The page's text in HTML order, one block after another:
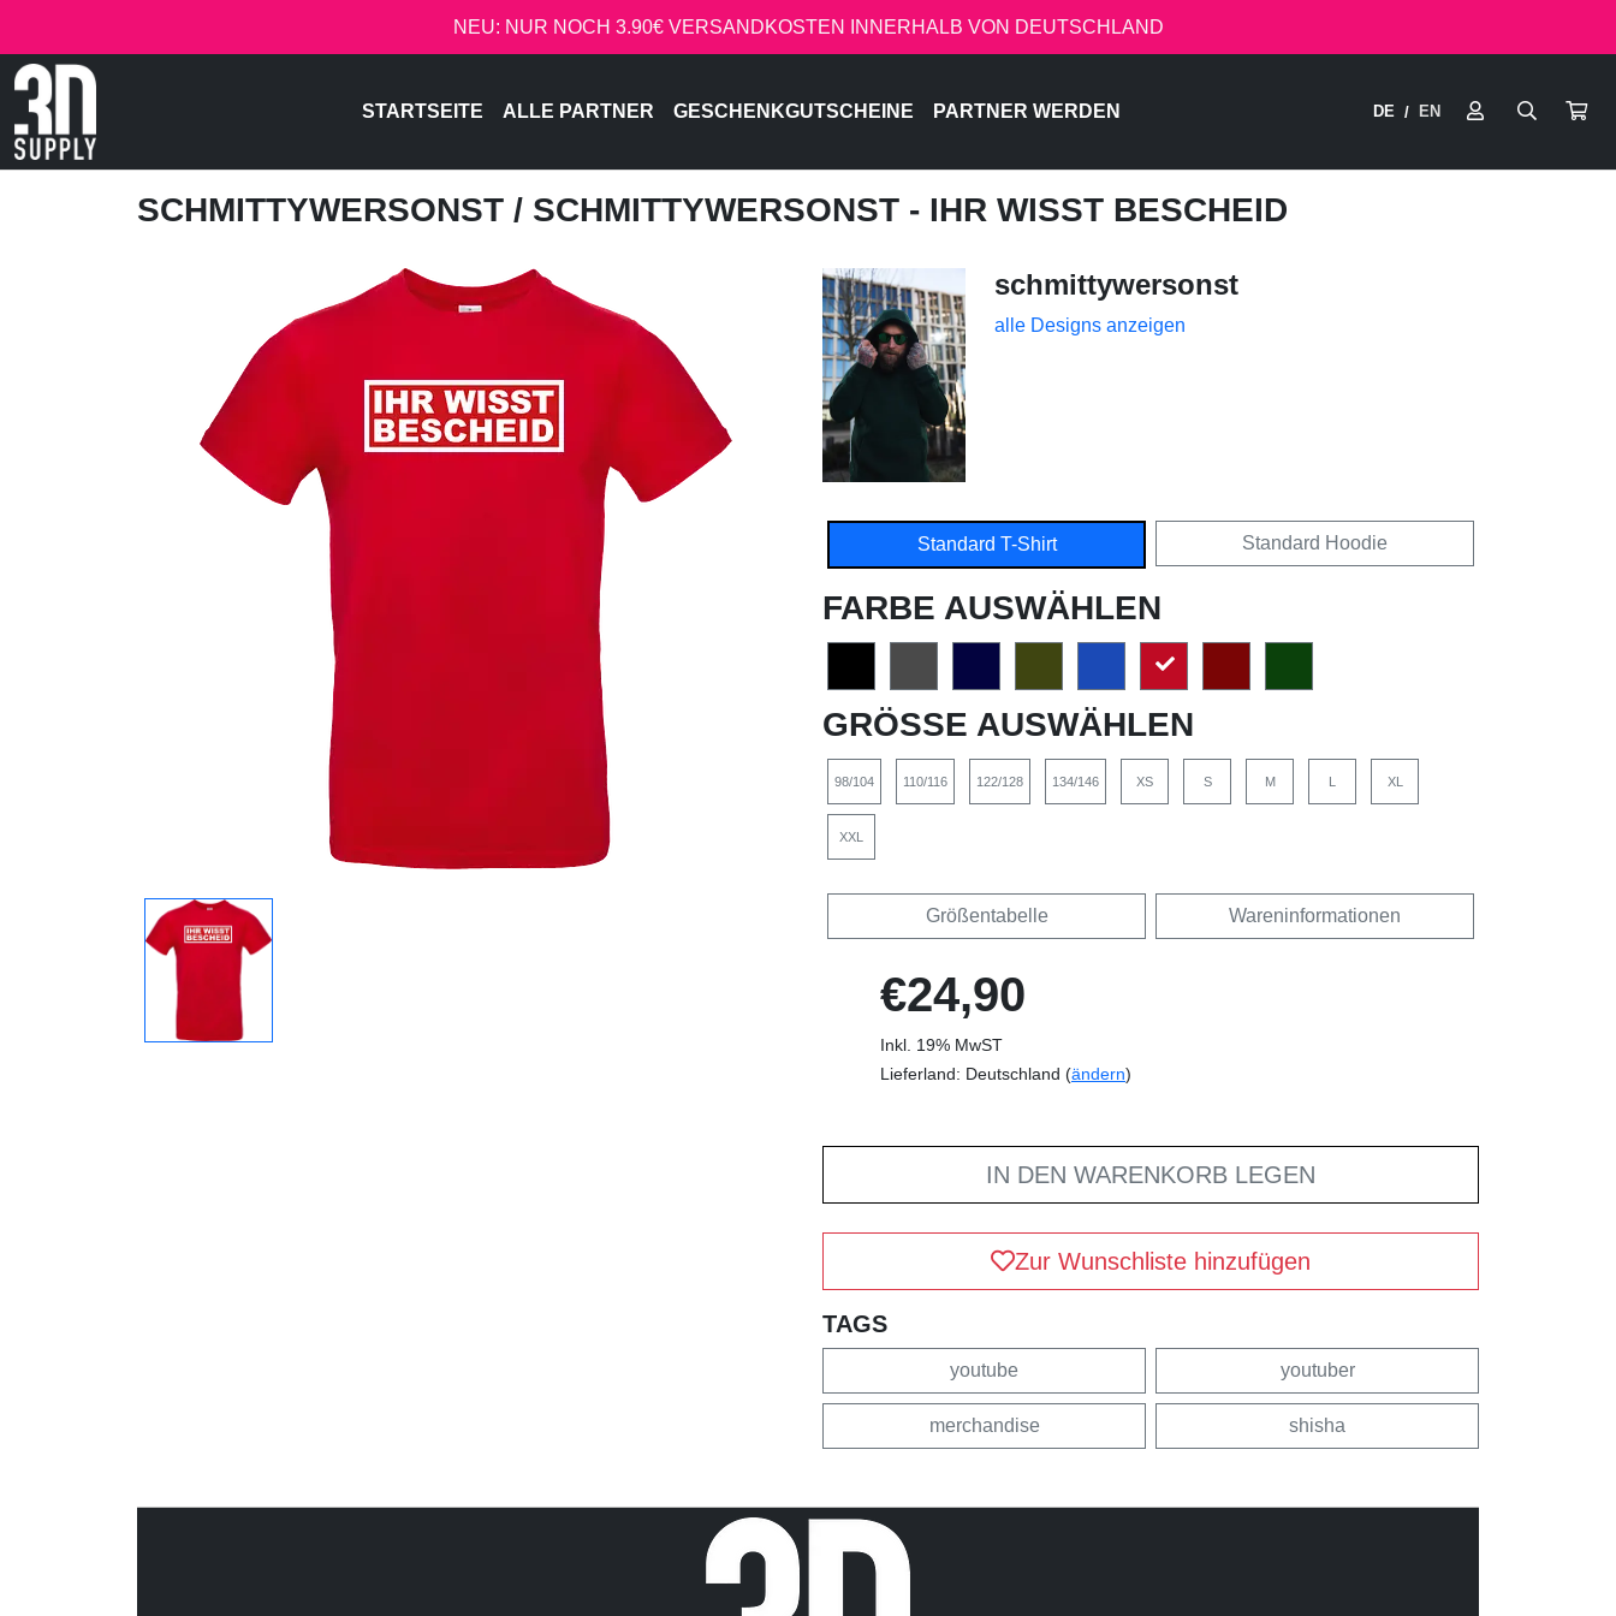
NEU: NUR NOCH 3.90€ VERSANDKOSTEN INNERHALB VON DEUTSCHLAND
STARTSEITE ALLE PARTNER GESCHENKGUTSCHEINE PARTNER WERDEN DE / EN
SCHMITTYWERSONST / SCHMITTYWERSONST - IHR WISST BESCHEID
schmittywersonst
alle Designs anzeigen
Standard T-Shirt Standard Hoodie
FARBE AUSWÄHLEN
GRÖSSE AUSWÄHLEN
98/104 110/116 122/128 134/146 XS S M L XL
XXL
Größentabelle Wareninformationen
€24,90
Inkl. 19% MwST
Lieferland: Deutschland (ändern)
IN DEN WARENKORB LEGEN
Zur Wunschliste hinzufügen
TAGS
youtube youtuber
merchandise shisha